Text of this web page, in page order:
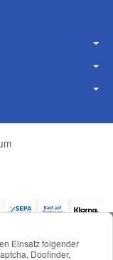
Einsatz folgender
Doofinder,